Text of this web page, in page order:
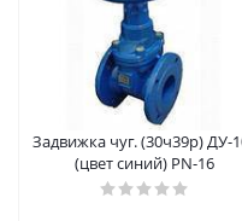
Задвижка чуг. (30ч39р) ДУ-
(цвет синий) PN-16